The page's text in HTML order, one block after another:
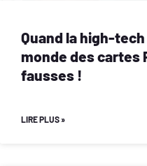
Quand la high-tech
monde des cartes
fausses !
LIRE PLUS »